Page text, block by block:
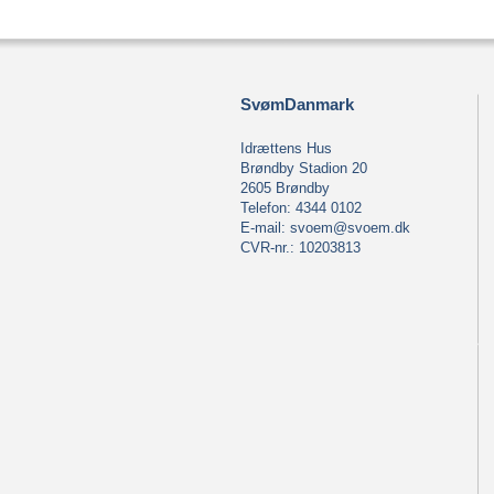
SvømDanmark
Idrættens Hus
Brøndby Stadion 20
2605 Brøndby
Telefon: 4344 0102
E-mail: svoem@svoem.dk
CVR-nr.: 10203813